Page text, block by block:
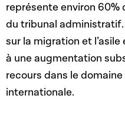
représente environ 60%
du tribunal
sur la migration et
à une augmentation
recours dans le
internationale.